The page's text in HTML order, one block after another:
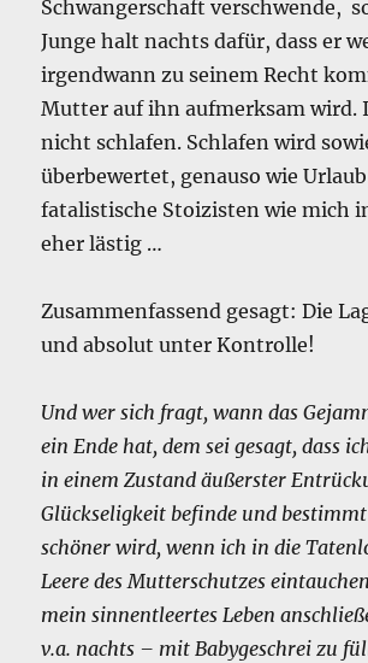
Schwangerschaft verschwende,
Junge halt nachts dafür, dass er
irgendwann zu seinem Recht
Mutter auf ihn aufmerksam wird.
nicht schlafen. Schlafen wird
überbewertet, genauso wie
fatalistische Stoizisten wie mich
eher lästig …
Zusammenfassend gesagt: Die
und absolut unter Kontrolle!
Und wer sich fragt, wann das
ein Ende hat, dem sei gesagt, dass
in einem Zustand äußerster
Glückseligkeit befinde und
schöner wird, wenn ich in die
Leere des Mutterschutzes
mein sinnentleertes Leben
v.a. nachts – mit Babygeschrei zu